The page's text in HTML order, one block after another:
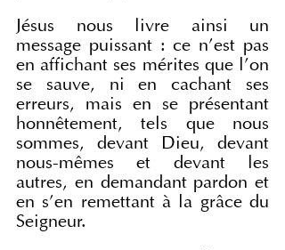
Jésus nous livre ainsi un
message puissant : ce n'est pas
en affichant ses mérites que l'on
se sauve, ni en cachant ses
erreurs, mais en se présentant
honnêtement, tels que nous
sommes, devant Dieu, devant
nous-mêmes et devant les
autres, en demandant pardon et
en s'en remettant à la grâce du
Seigneur.